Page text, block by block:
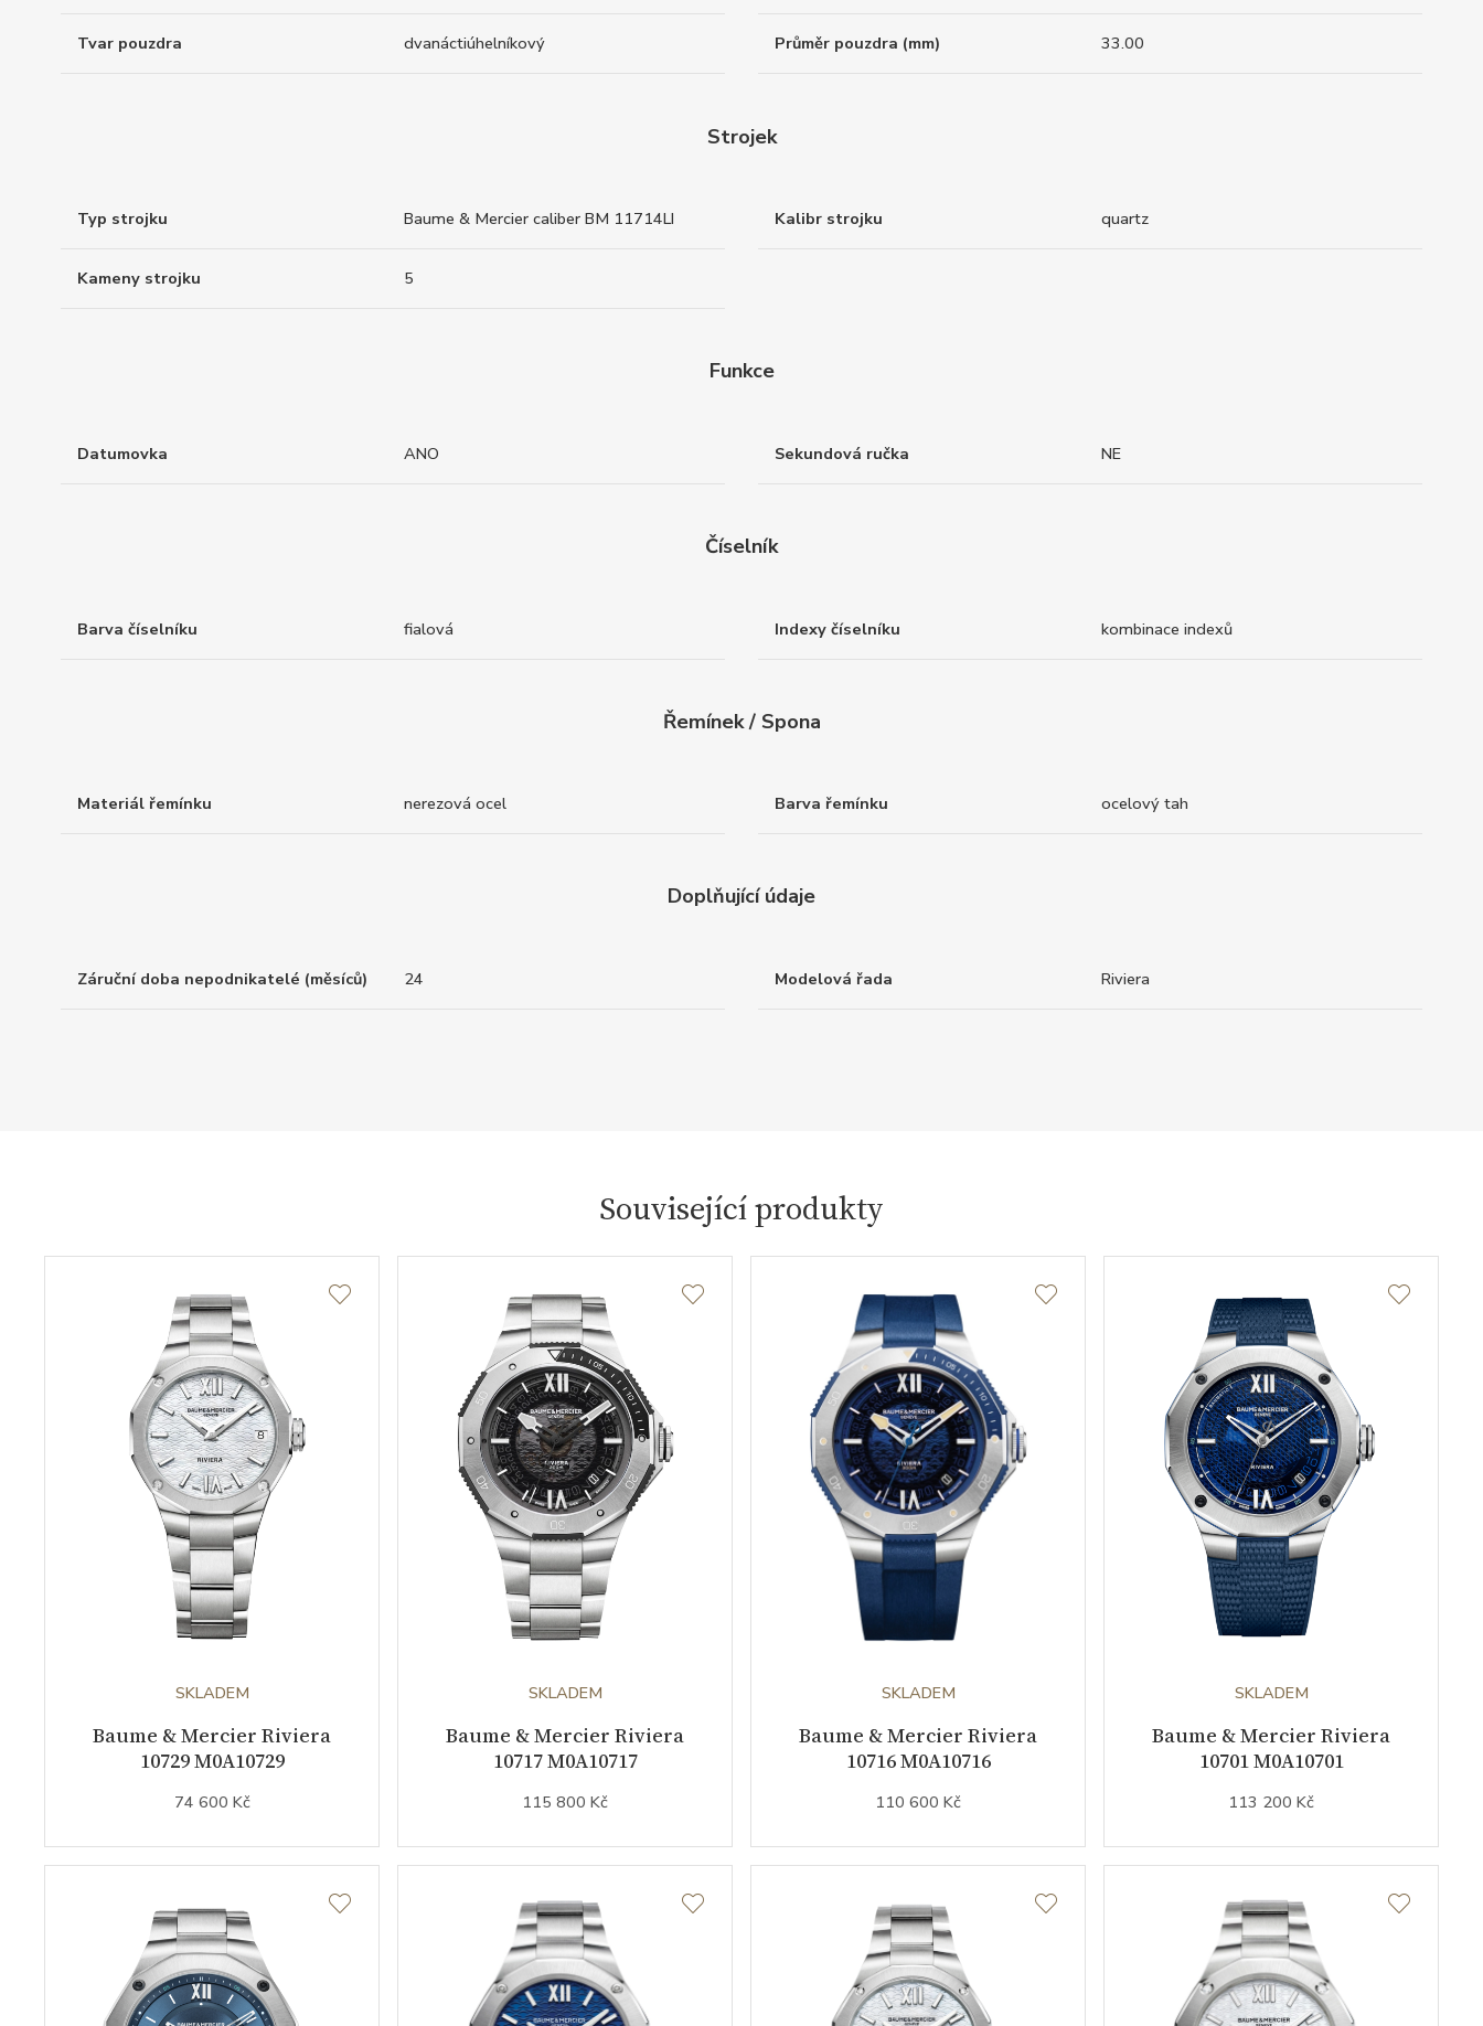
Tvar pouzdra dvanáctiúhelníkový Průměr pouzdra (mm) 33.00
Strojek
Typ strojku Baume & Mercier caliber BM 11714LI Kalibr strojku quartz
Kameny strojku 5
Funkce
Datumovka ANO Sekundová ručka NE
Číselník
Barva číselníku fialová Indexy číselníku kombinace indexů
Řemínek / Spona
Materiál řemínku nerezová ocel Barva řemínku ocelový tah
Doplňující údaje
Záruční doba nepodnikatelé (měsíců) 24 Modelová řada Riviera
Související produkty
SKLADEM
Baume & Mercier Riviera
10729 M0A10729
74 600 Kč
SKLADEM
Baume & Mercier Riviera
10717 M0A10717
115 800 Kč
SKLADEM
Baume & Mercier Riviera
10716 M0A10716
110 600 Kč
SKLADEM
Baume & Mercier Riviera
10701 M0A10701
113 200 Kč